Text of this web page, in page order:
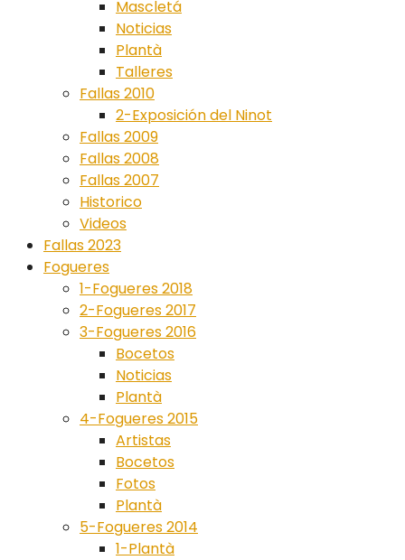
Mascletá
Noticias
Plantà
Talleres
Fallas 2010
2-Exposición del Ninot
Fallas 2009
Fallas 2008
Fallas 2007
Historico
Videos
Fallas 2023
Fogueres
1-Fogueres 2018
2-Fogueres 2017
3-Fogueres 2016
Bocetos
Noticias
Plantà
4-Fogueres 2015
Artistas
Bocetos
Fotos
Plantà
5-Fogueres 2014
1-Plantà